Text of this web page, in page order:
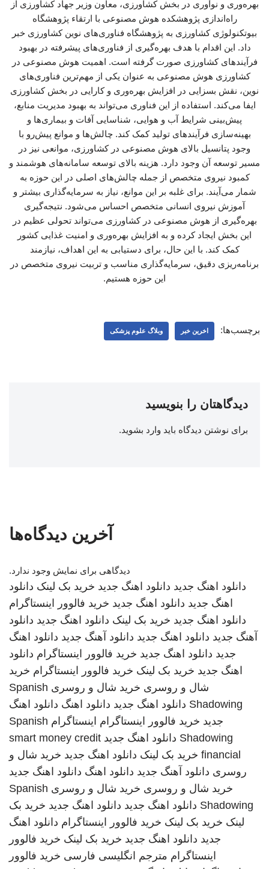
بهره‌وری و نوآوری در بخش کشاورزی، معاون وزیر جهاد کشاورزی از
راه‌اندازی پژوهشکده هوش مصنوعی با ارتقاء پژوهشگاه
بیوتکنولوژی کشاورزی به پژوهشگاه فناوری‌های نوین کشاورزی خبر
داد. این اقدام با هدف بهره‌گیری از فناوری‌های پیشرفته در بهبود
فرآیندهای کشاورزی صورت گرفته است. اهمیت هوش مصنوعی در
کشاورزی هوش مصنوعی به عنوان یکی از مهم‌ترین فناوری‌های
نوین، نقش بسزایی در افزایش بهره‌وری و کارایی در بخش کشاورزی
ایفا می‌کند. استفاده از این فناوری می‌تواند به بهبود مدیریت منابع،
پیش‌بینی شرایط آب و هوایی، شناسایی آفات و بیماری‌ها و
بهینه‌سازی فرآیندهای تولید کمک کند. چالش‌ها و موانع پیش‌رو با
وجود پتانسیل بالای هوش مصنوعی در کشاورزی، موانعی نیز در
مسیر توسعه آن وجود دارد. هزینه بالای توسعه سامانه‌های هوشمند و
کمبود نیروی متخصص از جمله چالش‌های اصلی در این حوزه به
شمار می‌آیند. برای غلبه بر این موانع، نیاز به سرمایه‌گذاری بیشتر و
آموزش نیروی انسانی متخصص احساس می‌شود. نتیجه‌گیری
بهره‌گیری از هوش مصنوعی در کشاورزی می‌تواند تحولی عظیم در
این بخش ایجاد کرده و به افزایش بهره‌وری و امنیت غذایی کشور
کمک کند. با این حال، برای دستیابی به این اهداف، نیازمند
برنامه‌ریزی دقیق، سرمایه‌گذاری مناسب و تربیت نیروی متخصص در
این حوزه هستیم.
برچسب‌ها: اخرین خبر وبلاگ علوم پزشکی
دیدگاهتان را بنویسید
برای نوشتن دیدگاه باید وارد بشوید.
آخرین دیدگاه‌ها
دیدگاهی برای نمایش وجود ندارد.
دانلود اهنگ جدید دانلود اهنگ جدید خرید بک لینک دانلود
اهنگ جدید دانلود اهنگ جدید خرید فالوور اینستاگرام
دانلود اهنگ جدید خرید بک لینک دانلود اهنگ جدید دانلود
آهنگ جدید دانلود اهنگ جدید دانلود آهنگ جدید دانلود اهنگ
جدید دانلود اهنگ جدید خرید فالوور اینستاگرام دانلود
اهنگ جدید خرید بک لینک خرید فالوور اینستاگرام خرید
شال و روسری خرید شال و روسری Spanish
Shadowing دانلود اهنگ جدید دانلود اهنگ دانلود اهنگ
جدید خرید فالوور اینستاگرام اینستاگرام Spanish
Shadowing دانلود اهنگ جدید smart money credit
financial خرید بک لینک دانلود اهنگ جدید خرید شال و
روسری دانلود آهنگ جدید دانلود اهنگ دانلود اهنگ جدید
خرید شال و روسری خرید شال و روسری Spanish
Shadowing دانلود اهنگ جدید دانلود اهنگ جدید خرید بک
لینک خرید بک لینک خرید فالوور اینستاگرام دانلود اهنگ
جدید دانلود اهنگ جدید خرید بک لینک خرید فالوور
اینستاگرام مترجم انگلیسی فارسی خرید فالوور